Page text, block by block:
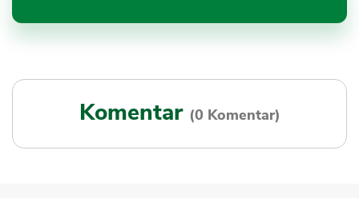
Komentar (0 Komentar)